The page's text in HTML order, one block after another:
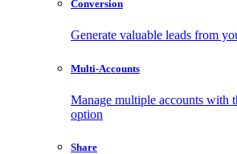
Conversion
Generate valuable leads from
Multi-Accounts
Manage multiple accounts with
option
Share